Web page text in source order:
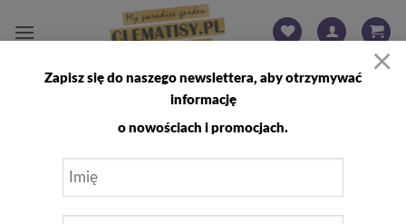
STRONA GŁÓWNA SKLEP
FILTRUJ
×
Zapisz się do naszego newslettera, aby otrzymywać
informację
o nowościach i promocjach.